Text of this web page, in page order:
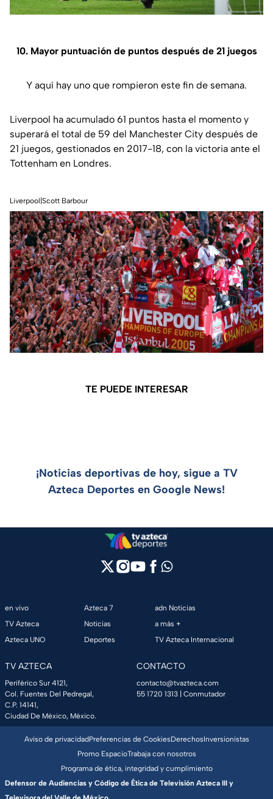
10. Mayor puntuación de puntos después de 21 juegos
Y aquí hay uno que rompieron este fin de semana.
Liverpool ha acumulado 61 puntos hasta el momento y
superará el total de 59 del Manchester City después de
21 juegos, gestionados en 2017-18, con la victoria ante el
Tottenham en Londres.
Liverpool|Scott Barbour
TE PUEDE INTERESAR
¡Noticias deportivas de hoy, sigue a TV
Azteca Deportes en Google News!
en vivo
TV Azteca
Azteca UNO
Azteca 7
Noticias
Deportes
adn Noticias
a más +
TV Azteca Internacional
TV AZTECA
Periférico Sur 4121,
Col. Fuentes Del Pedregal,
C.P. 14141,
Ciudad De México, México.
CONTACTO
contacto@tvazteca.com
55 1720 1313 | Conmutador
Aviso de privacidadPreferencias de CookiesDerechosInversionistas
Promo EspacioTrabaja con nosotros
Programa de ética, integridad y cumplimiento
Defensor de Audiencias y Código de Ética de Televisión Azteca III y